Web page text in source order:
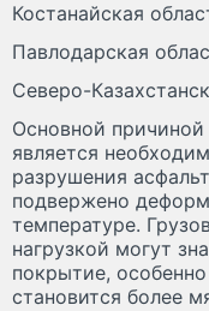
Костанайская
Павлодарская
Северо-
Основной причиной
является
разрушения
подвержено
температуре.
нагрузкой могут
покрытие,
становится более